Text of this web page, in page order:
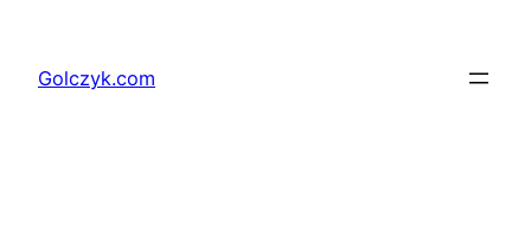
treściGolczyk.com